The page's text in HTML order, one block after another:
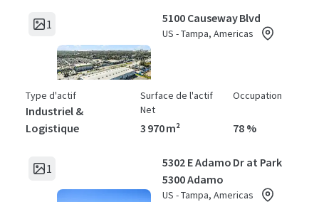
1 5100 Causeway Blvd
US - Tampa, Americas
Type d'actif
Industriel &
Logistique
Surface de l'actif
Net
3 970 m²
Occupation
78 %
1
5302 E Adamo Dr at Park
5300 Adamo
US - Tampa, Americas